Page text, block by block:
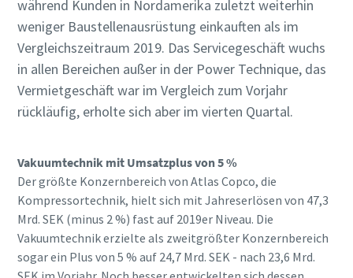
während Kunden in Nordamerika zuletzt weiterhin
weniger Baustellenausrüstung einkauften als im
Vergleichszeitraum 2019. Das Servicegeschäft wuchs
in allen Bereichen außer in der Power Technique, das
Vermietgeschäft war im Vergleich zum Vorjahr
rückläufig, erholte sich aber im vierten Quartal.
Vakuumtechnik mit Umsatzplus von 5 %
Der größte Konzernbereich von Atlas Copco, die
Kompressortechnik, hielt sich mit Jahreserlösen von 47,3
Mrd. SEK (minus 2 %) fast auf 2019er Niveau. Die
Vakuumtechnik erzielte als zweitgrößter Konzernbereich
sogar ein Plus von 5 % auf 24,7 Mrd. SEK - nach 23,6 Mrd.